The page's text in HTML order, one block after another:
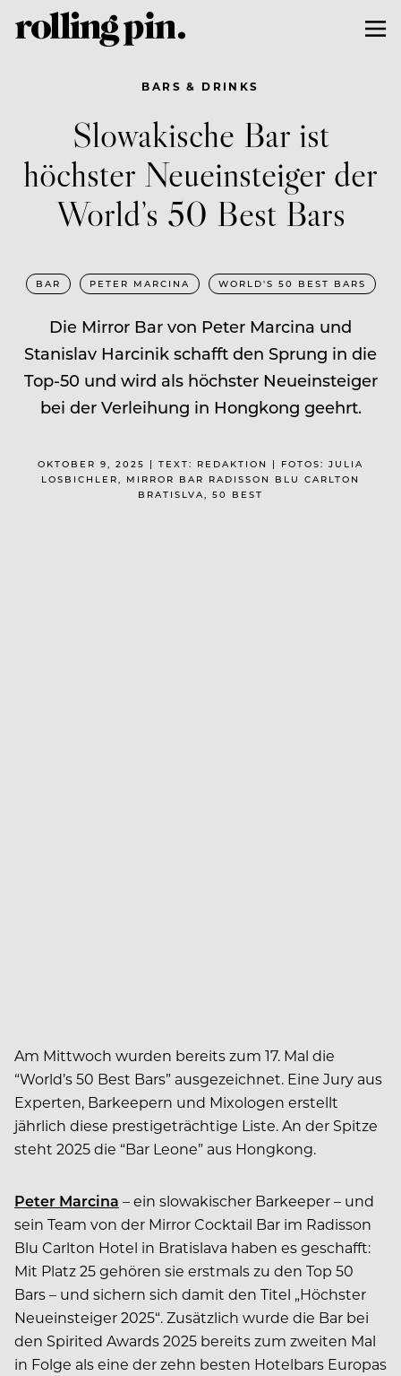
BARS & DRINKS
Slowakische Bar ist
höchster Neueinsteiger der
World’s 50 Best Bars
BAR PETER MARCINA WORLD'S 50 BEST BARS
Die Mirror Bar von Peter Marcina und
Stanislav Harcinik schafft den Sprung in die
Top-50 und wird als höchster Neueinsteiger
bei der Verleihung in Hongkong geehrt.
OKTOBER 9, 2025 | TEXT: REDAKTION | FOTOS: JULIA
LOSBICHLER, MIRROR BAR RADISSON BLU CARLTON
BRATISLVA, 50 BEST
Am Mittwoch wurden bereits zum 17. Mal die
“World’s 50 Best Bars” ausgezeichnet. Eine Jury aus
Experten, Barkeepern und Mixologen erstellt
jährlich diese prestigeträchtige Liste. An der Spitze
steht 2025 die “Bar Leone” aus Hongkong.
Peter Marcina – ein slowakischer Barkeeper – und
sein Team von der Mirror Cocktail Bar im Radisson
Blu Carlton Hotel in Bratislava haben es geschafft:
Mit Platz 25 gehören sie erstmals zu den Top 50
Bars – und sichern sich damit den Titel „Höchster
Neueinsteiger 2025“. Zusätzlich wurde die Bar bei
den Spirited Awards 2025 bereits zum zweiten Mal
in Folge als eine der zehn besten Hotelbars Europas